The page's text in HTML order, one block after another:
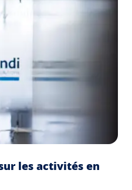
les activités en